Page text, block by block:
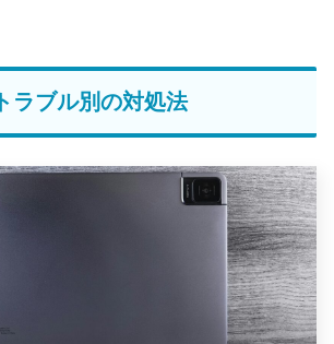
トラブル別の対処法